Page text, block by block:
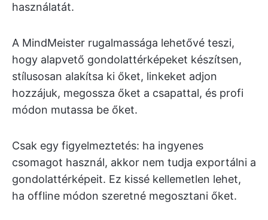
használatát.
A MindMeister rugalmassága lehetővé teszi,
hogy alapvető gondolattérképeket készítsen,
stílusosan alakítsa ki őket, linkeket adjon
hozzájuk, megossza őket a csapattal, és profi
módon mutassa be őket.
Csak egy figyelmeztetés: ha ingyenes
csomagot használ, akkor nem tudja exportálni a
gondolattérképeit. Ez kissé kellemetlen lehet,
ha offline módon szeretné megosztani őket.